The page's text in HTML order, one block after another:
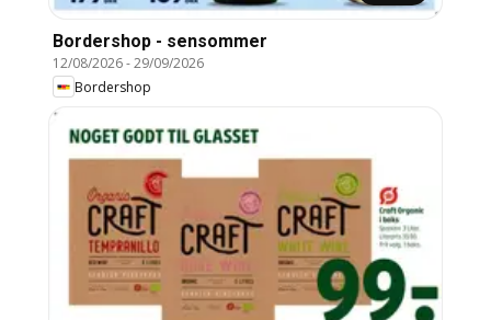
Bordershop - sensommer
12/08/2026-29/09/2026
Bordershop